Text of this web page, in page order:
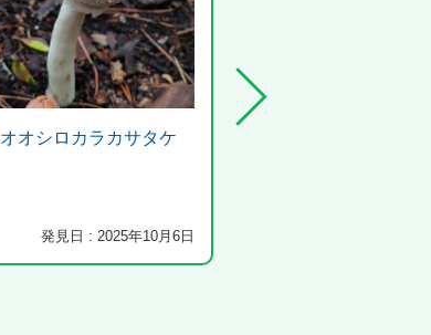
オオシロカラカサタケ
発見日 : 2025年10月6日